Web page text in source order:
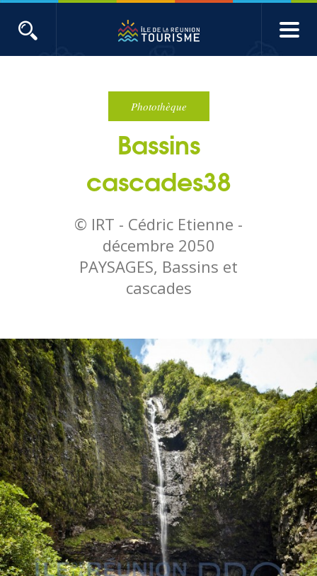
navigation
ACTUALITÉS
Produits touristiques
Etudes et indicateurs
Voyages de presse
Toute l'actualité
Pro. du tourisme
Organisateur de voyage
Journaliste
L'IRT
Qui sommes nous
Photothèque
Bassins
cascades38
© IRT - Cédric Etienne -
décembre 2050
PAYSAGES, Bassins et
cascades